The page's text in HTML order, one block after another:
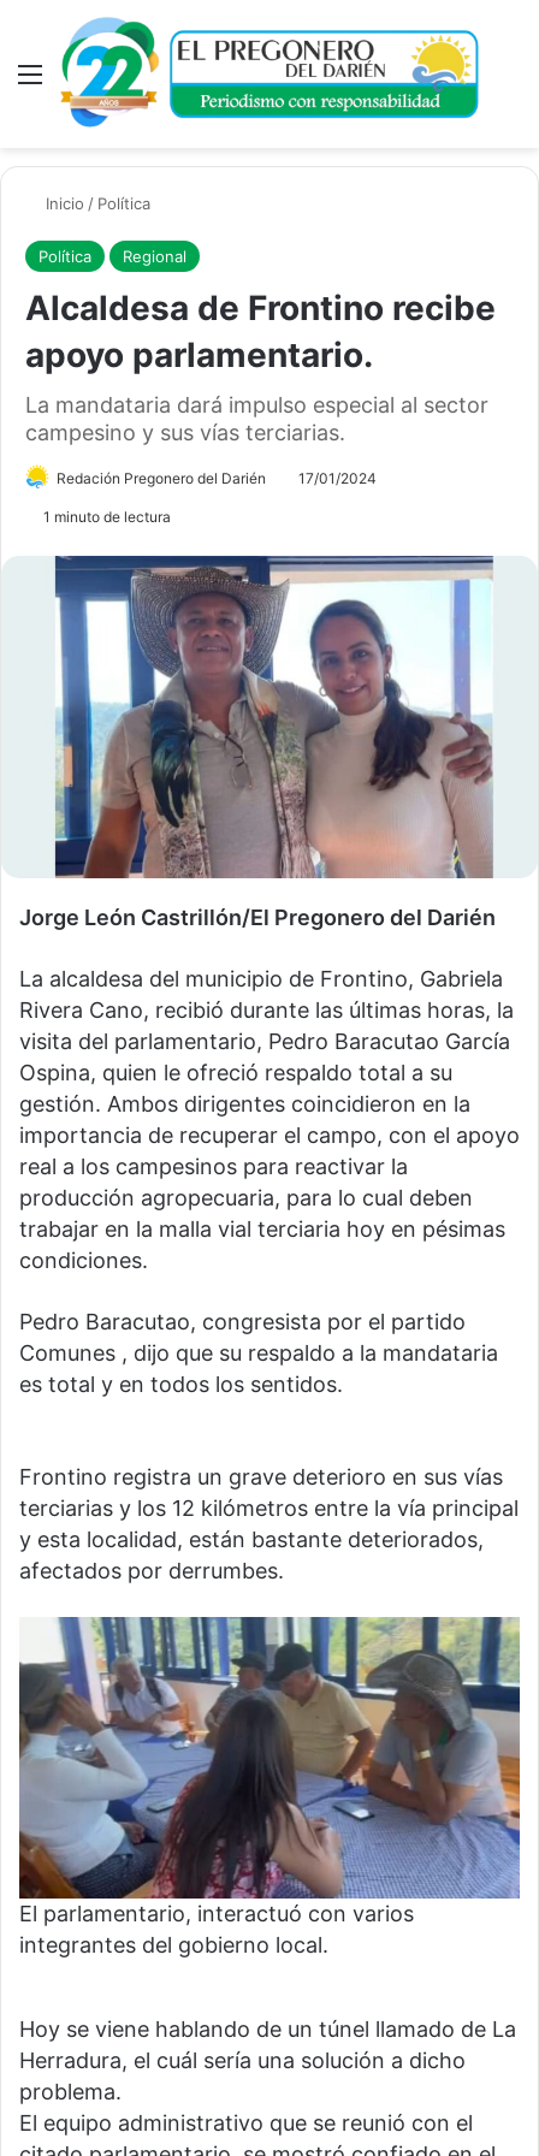
Menú
Inicio / Política
Política Regional
Alcaldesa de Frontino recibe
apoyo parlamentario.
La mandataria dará impulso especial al sector
campesino y sus vías terciarias.
Redación Pregonero del Darién 17/01/2024
1 minuto de lectura
Jorge León Castrillón/El Pregonero del Darién
La alcaldesa del municipio de Frontino, Gabriela
Rivera Cano, recibió durante las últimas horas, la
visita del parlamentario, Pedro Baracutao García
Ospina, quien le ofreció respaldo total a su
gestión. Ambos dirigentes coincidieron en la
importancia de recuperar el campo, con el apoyo
real a los campesinos para reactivar la
producción agropecuaria, para lo cual deben
trabajar en la malla vial terciaria hoy en pésimas
condiciones.
Pedro Baracutao, congresista por el partido
Comunes , dijo que su respaldo a la mandataria
es total y en todos los sentidos.
Frontino registra un grave deterioro en sus vías
terciarias y los 12 kilómetros entre la vía principal
y esta localidad, están bastante deteriorados,
afectados por derrumbes.
El parlamentario, interactuó con varios
integrantes del gobierno local.
Hoy se viene hablando de un túnel llamado de La
Herradura, el cuál sería una solución a dicho
problema.
El equipo administrativo que se reunió con el